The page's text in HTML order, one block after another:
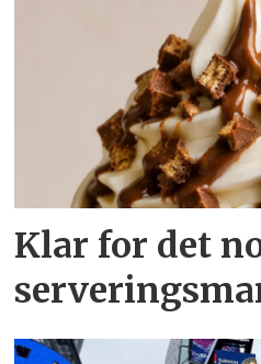
Klar for det